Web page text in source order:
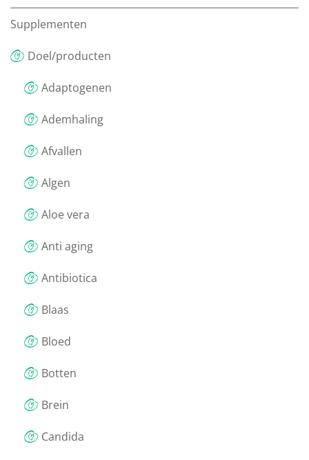
Supplementen
Doel/producten
Adaptogenen
Ademhaling
Afvallen
Algen
Aloe vera
Anti aging
Antibiotica
Blaas
Bloed
Botten
Brein
Candida